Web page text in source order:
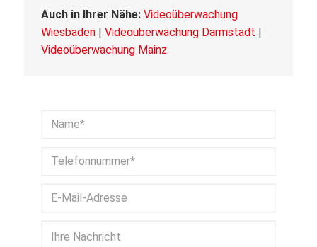
Auch in Ihrer Nähe: Videoüberwachung
Wiesbaden | Videoüberwachung Darmstadt |
Videoüberwachung Mainz